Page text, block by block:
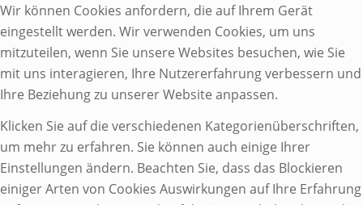
Wir können Cookies anfordern, die auf Ihrem Gerät
eingestellt werden. Wir verwenden Cookies, um uns
mitzuteilen, wenn Sie unsere Websites besuchen, wie Sie
mit uns interagieren, Ihre Nutzererfahrung verbessern und
Ihre Beziehung zu unserer Website anpassen.
Klicken Sie auf die verschiedenen Kategorienüberschriften,
um mehr zu erfahren. Sie können auch einige Ihrer
Einstellungen ändern. Beachten Sie, dass das Blockieren
einiger Arten von Cookies Auswirkungen auf Ihre Erfahrung